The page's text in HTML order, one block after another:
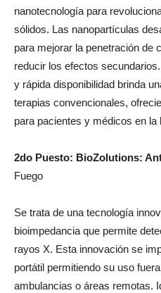
nanotecnología para
sólidos. Las nanopartículas
para mejorar la penetración de
reducir los efectos
y rápida disponibilidad brinda
terapias convencionales,
para pacientes y médicos en la
2do Puesto: BioZolutions:
Fuego
Se trata de una tecnología
bioimpedancia que permite
rayos X. Esta innovación se
portátil permitiendo su uso
ambulancias o áreas remotas.